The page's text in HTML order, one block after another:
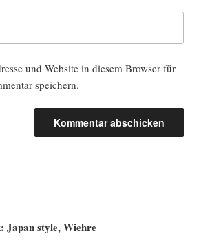
und Website in diesem Browser für
speichern.
Japan style, Wiehre